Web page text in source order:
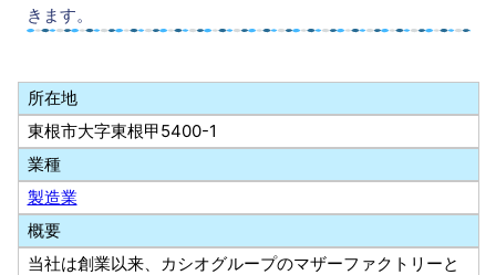
きます。
所在地
東根市大字東根甲5400-1
業種
製造業
概要
当社は創業以来、カシオグループのマザーファクトリーと